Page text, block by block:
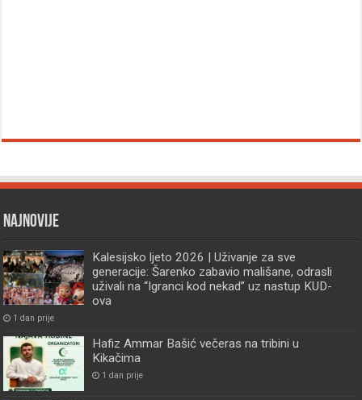
Najnovije
Kalesijsko ljeto 2026 | Uživanje za sve
generacije: Šarenko zabavio mališane, odrasli
uživali na “Igranci kod nekad” uz nastup KUD-
ova
1 dan prije
Hafiz Ammar Bašić večeras na tribini u
Kikačima
1 dan prije